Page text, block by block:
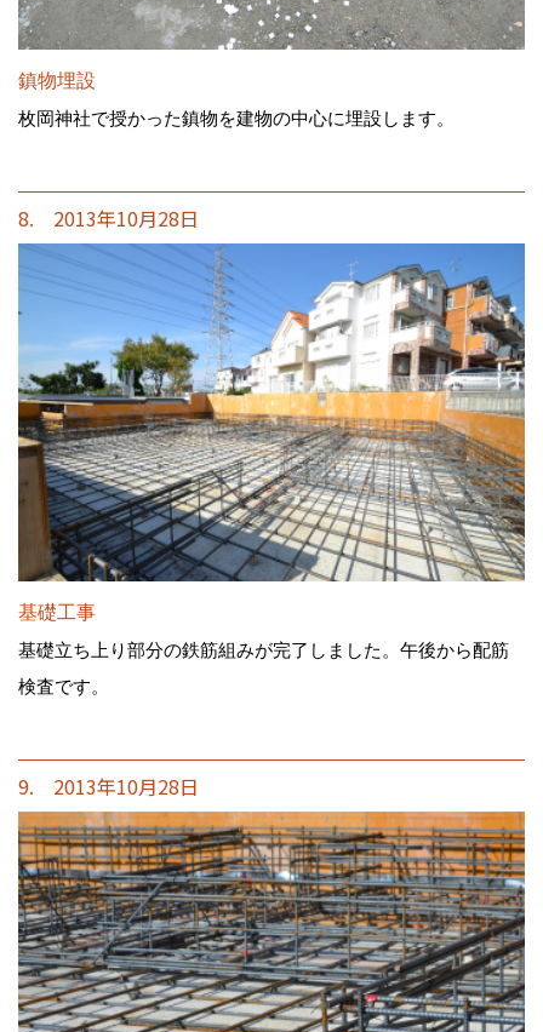
鎮物埋設
枚岡神社で授かった鎮物を建物の中心に埋設します。
8. 2013年10月28日
基礎工事
基礎立ち上り部分の鉄筋組みが完了しました。午後から配筋
検査です。
9. 2013年10月28日